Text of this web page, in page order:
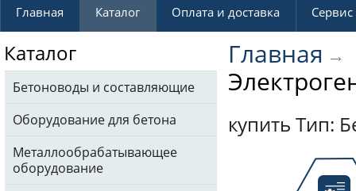
Главная Каталог Оплата и доставка
Каталог
Бетоноводы и составляющие
Оборудование для бетона
Металлообрабатывающее
оборудование
Главная
купить Тип: